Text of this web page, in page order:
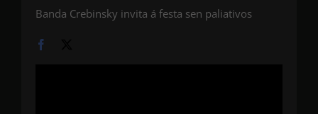
Banda Crebinsky invita á festa sen paliativos